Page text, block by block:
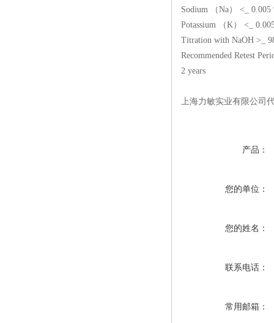
Sodium （Na） <_ 0.005
Potassium （K） <_
Titration with NaOH >_
Recommended Retest
2 years
上海力敏实业有限公司
产品：
您的单位：
您的姓名：
联系电话：
常用邮箱：